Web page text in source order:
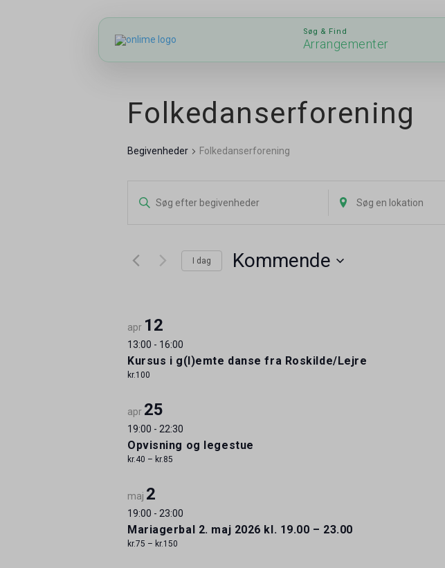
Søg & Find
Arrangementer
Folkedanserforening
Begivenheder Folkedanserforening
Begivenheder
og
Navigation
Skriv
efter
Begivenheder
Indtast
I dag Kommende
apr 12
13:00 - 16:00
Kursus i g(l)emte danse fra Roskilde/Lejre
kr.100
apr 25
19:00 - 22:30
Opvisning og legestue
kr.40 – kr.85
maj 2
19:00 - 23:00
Mariagerbal 2. maj 2026 kl. 19.00 – 23.00
kr.75 – kr.150